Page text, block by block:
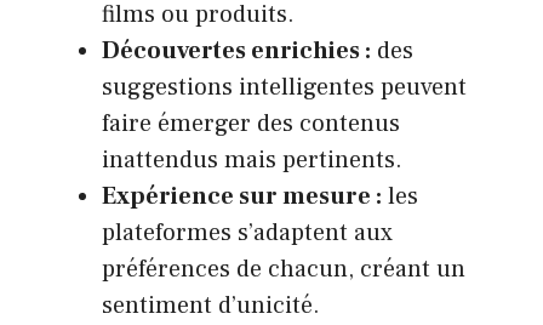
films ou produits.
Découvertes enrichies : des
suggestions intelligentes peuvent
faire émerger des contenus
inattendus mais pertinents.
Expérience sur mesure : les
plateformes s’adaptent aux
préférences de chacun, créant un
sentiment d’unicité.